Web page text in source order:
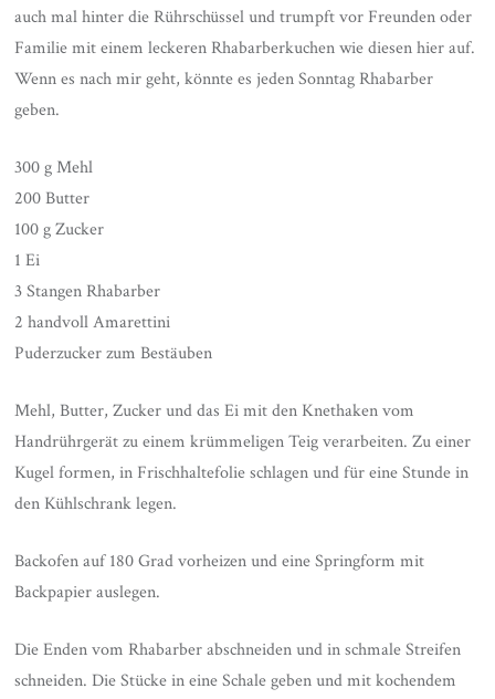
auch mal hinter die Rührschüssel und trumpft vor Freunden oder
Familie mit einem leckeren Rhabarberkuchen wie diesen hier auf.
Wenn es nach mir geht, könnte es jeden Sonntag Rhabarber
geben.
300 g Mehl
200 Butter
100 g Zucker
1 Ei
3 Stangen Rhabarber
2 handvoll Amarettini
Puderzucker zum Bestäuben
Mehl, Butter, Zucker und das Ei mit den Knethaken vom
Handrührgerät zu einem krümmeligen Teig verarbeiten. Zu einer
Kugel formen, in Frischhaltefolie schlagen und für eine Stunde in
den Kühlschrank legen.
Backofen auf 180 Grad vorheizen und eine Springform mit
Backpapier auslegen.
Die Enden vom Rhabarber abschneiden und in schmale Streifen
schneiden. Die Stücke in eine Schale geben und mit kochendem